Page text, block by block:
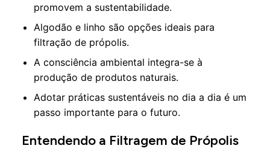
promovem a sustentabilidade.
Algodão e linho são opções ideais para
filtração de própolis.
A consciência ambiental integra-se à
produção de produtos naturais.
Adotar práticas sustentáveis no dia a dia é um
passo importante para o futuro.
Entendendo a Filtragem de Própolis